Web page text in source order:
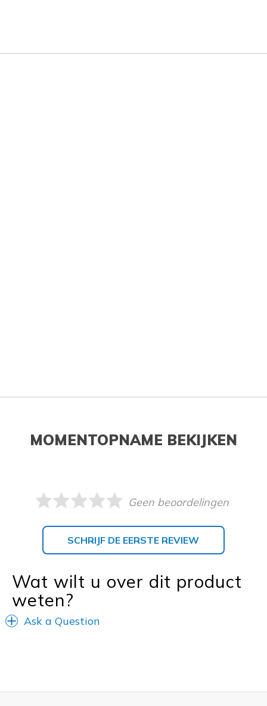
MOMENTOPNAME BEKIJKEN
Geen beoordelingen
SCHRIJF DE EERSTE REVIEW
Wat wilt u over dit product
weten?
Ask a Question